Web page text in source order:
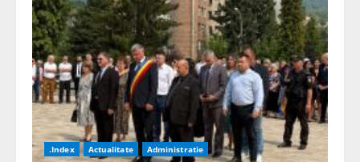
.Index Actualitate Administratie